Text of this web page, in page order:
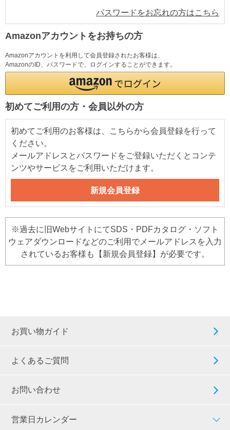
パスワードをお忘れの方はこちら
Amazonアカウントをお持ちの方
Amazonアカウントを利用して会員登録されたお客様は、
AmazonのID、パスワードで、ログインすることができます。
初めてご利用の方・会員以外の方
初めてご利用のお客様は、こちらから会員登録を行って
ください。
メールアドレスとパスワードをご登録いただくとコンテ
ンツやサービスをご利用いただけます。
※過去に旧WebサイトにてSDS・PDFカタログ・ソフト
ウェアダウンロードなどのご利用でメールアドレスを入力
されているお客様も【新規会員登録】が必要です。
お買い物ガイド
よくあるご質問
お問い合わせ
営業日カレンダー